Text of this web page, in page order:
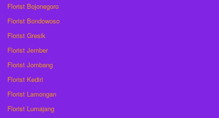
Florist Bojonegoro
Florist Bondowoso
Florist Gresik
Florist Jember
Florist Jombang
Florist Kediri
Florist Lamongan
Florist Lumajang